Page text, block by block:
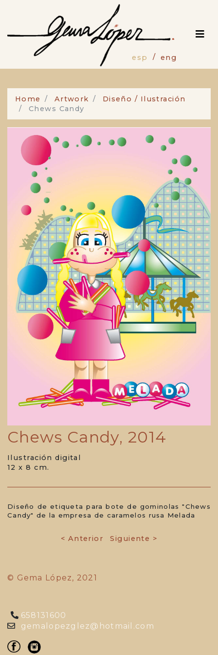
principal
esp eng
Home Artwork
Diseño / Ilustración
Chews Candy
Chews Candy, 2014
Ilustración digital
12 x 8 cm.
Diseño de etiqueta para bote de gominolas "Chews
Candy" de la empresa de caramelos rusa Melada
< Anterior Siguiente >
© Gema López, 2021
658131600
gemalopezglez@hotmail.com